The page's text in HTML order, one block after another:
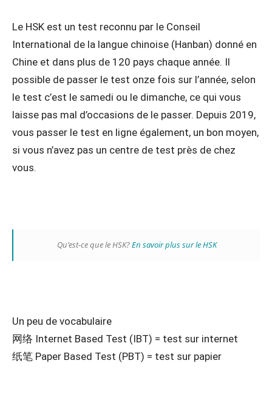
Le HSK est un test reconnu par le Conseil
International de la langue chinoise (Hanban) donné en
Chine et dans plus de 120 pays chaque année. Il
possible de passer le test onze fois sur l’année, selon
le test c’est le samedi ou le dimanche, ce qui vous
laisse pas mal d’occasions de le passer. Depuis 2019,
vous passer le test en ligne également, un bon moyen,
si vous n’avez pas un centre de test près de chez
vous.
Qu’est-ce que le HSK?En savoir plus sur le HSK
Un peu de vocabulaire
网络 Internet Based Test (IBT) = test sur internet
纸笔 Paper Based Test (PBT) = test sur papier